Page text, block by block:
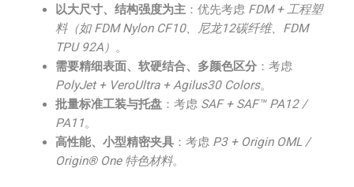
以大尺寸、结构强度为主 ：优先考虑 FDM + 工程塑
料（如 FDM Nylon CF10、尼龙12碳纤维、FDM
TPU 92A） 。
需要精细表面、软硬结合、多颜色区分 ：考虑
PolyJet + VeroUltra + Agilus30 Colors。
批量标准工装与托盘 ：考虑 SAF + SAF™ PA12 /
PA11。
高性能、小型精密夹具 ：考虑 P3 + Origin OML /
Origin® One 特色材料。